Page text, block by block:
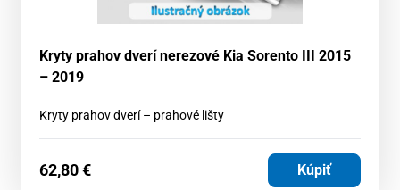
Kryty prahov dverí nerezové Kia Sorento III 2015
– 2019
Kryty prahov dverí – prahové lišty
62,80€ Kúpiť